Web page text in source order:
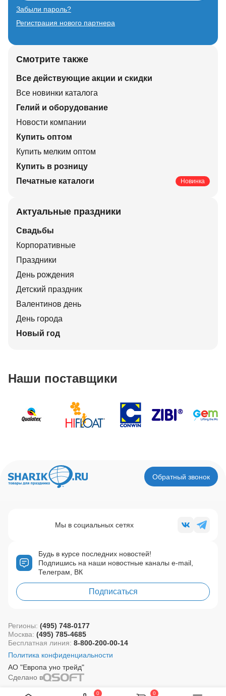
0 0
Забыли пароль?
Регистрация нового партнера
Смотрите также
Все действующие акции и скидки
Все новинки каталога
Гелий и оборудование
Новости компании
Купить оптом
Купить мелким оптом
Купить в розницу
Печатные каталоги
Новинка
Актуальные праздники
Свадьбы
Корпоративные
Праздники
День рождения
Детский праздник
Валентинов день
День города
Новый год
Наши поставщики
Обратный звонок
Будь в курсе последних новостей!
Подпишись на наши новостные каналы e-mail,
Телеграм, ВК
Подписаться
Мы в социальных сетях
АО "Европа уно трейд"
Регионы: (495) 748-0177
Москва: (495) 785-4685
Бесплатная линия: 8-800-200-00-14
Политика конфиденциальности
Сделано в